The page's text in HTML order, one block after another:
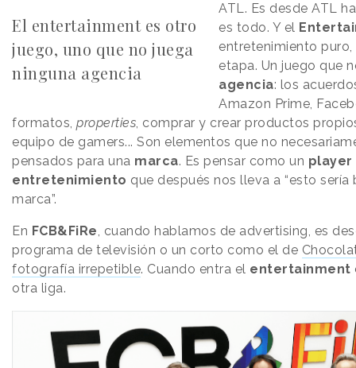
El entertainment es otro
juego, uno que no juega
ninguna agencia
ATL. Es desde ATL
es todo. Y el
entretenimiento
etapa. Un juego que
agencia: los
Amazon Prime,
formatos, properties, comprar y crear productos
equipo de gamers... Son elementos que no
pensados para una marca. Es pensar como un player
entretenimiento que después nos lleva a “esto
marca”.
En FCB&FiRe, cuando hablamos de advertising, es
programa de televisión o un corto como el de
fotografía irrepetible. Cuando entra el entertainment
otra liga.